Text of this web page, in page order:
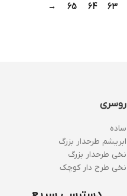
63
64
65
→
روسری
ساده
ابریشم طرحدار بزرگ
نخی طرحدار بزرگ
نخی طرح دار کوچک